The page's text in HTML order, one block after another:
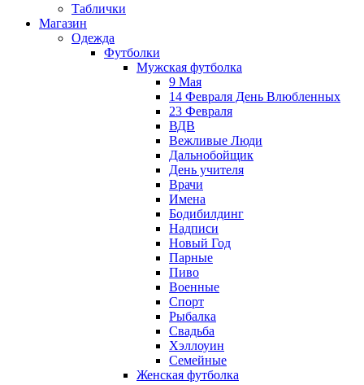
Таблички
Магазин
Одежда
Футболки
Мужская футболка
9 Мая
14 Февраля День Влюбленных
23 Февраля
ВДВ
Вежливые Люди
Дальнобойщик
День учителя
Врачи
Имена
Бодибилдинг
Надписи
Новый Год
Парные
Пиво
Военные
Спорт
Рыбалка
Свадьба
Хэллоуин
Семейные
Женская футболка